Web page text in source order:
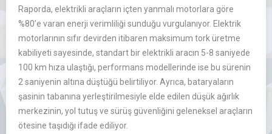
Raporda, elektrikli araçların içten yanmalı motorlara göre
%80’e varan enerji verimliliği sunduğu vurgulanıyor. Elektrik
motorlarının sıfır devirden itibaren maksimum tork üretme
kabiliyeti sayesinde, standart bir elektrikli aracın 5-8 saniyede
100 km hıza ulaştığı, performans modellerinde ise bu sürenin
2 saniyenin altına düştüğü belirtiliyor. Ayrıca, bataryaların
şasinin tabanına yerleştirilmesiyle elde edilen düşük ağırlık
merkezinin, yol tutuş ve sürüş güvenliğini geleneksel araçların
ötesine taşıdığı ifade ediliyor.